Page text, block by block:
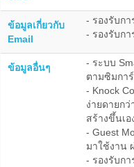
ข้อมูลเกี่ยวกับ
Email
- รองรับก
- รองรับก
ข้อมูลอื่นๆ
- ระบบ
ตามซิมกา
- Knock
ง่ายดายก
สร้างขึ้นเ
- Guest
มาใช้งาน
- รองรับก